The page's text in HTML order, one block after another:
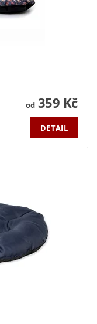
od359 Kč
DETAIL